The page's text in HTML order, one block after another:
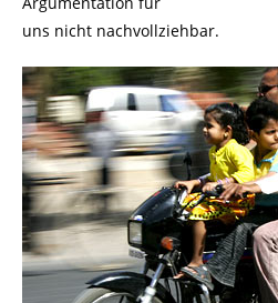
uns nicht nachvollziehbar.